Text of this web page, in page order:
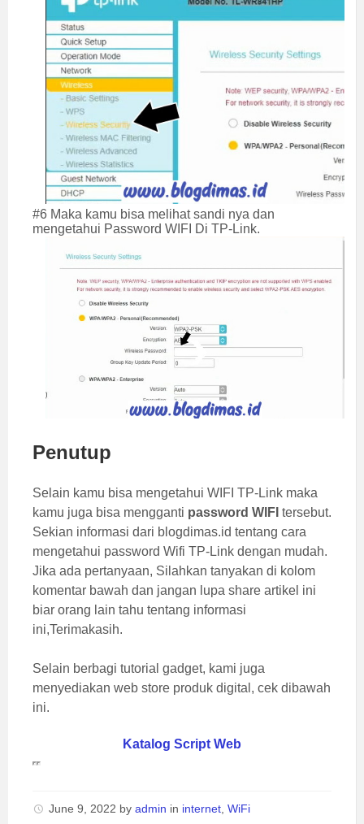
#6 Maka kamu bisa melihat sandi nya dan
mengetahui Password WIFI Di TP-Link.
Penutup
Selain kamu bisa mengetahui WIFI TP-Link maka
kamu juga bisa mengganti password WIFI tersebut.
Sekian informasi dari blogdimas.id tentang cara
mengetahui password Wifi TP-Link dengan mudah.
Jika ada pertanyaan, Silahkan tanyakan di kolom
komentar bawah dan jangan lupa share artikel ini
biar orang lain tahu tentang informasi
ini,Terimakasih.
Selain berbagi tutorial gadget, kami juga
menyediakan web store produk digital, cek dibawah
ini.
Katalog Script Web
June 9, 2022 by admin in internet, WiFi